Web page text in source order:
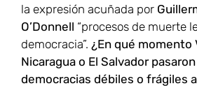
la expresión acuñada por
O’Donnell “procesos de muerte
democracia”. ¿En qué momento
Nicaragua o El Salvador
democracias débiles o frágiles